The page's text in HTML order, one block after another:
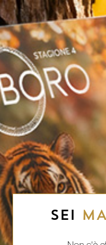
SEI